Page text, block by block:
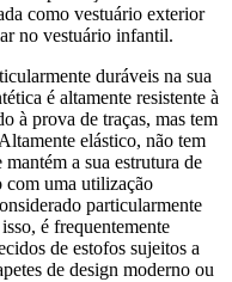
como vestuário exterior
no vestuário infantil.
duráveis na sua
é altamente resistente à
à prova de traças, mas tem
elástico, não tem
a sua estrutura de
com uma utilização
particularmente
é frequentemente
de estofos sujeitos a
de design moderno ou